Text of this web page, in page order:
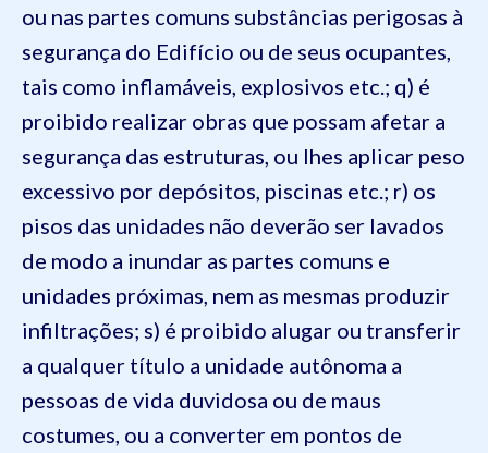
ou nas partes comuns substâncias perigosas à
segurança do Edifício ou de seus ocupantes,
tais como inflamáveis, explosivos etc.; q) é
proibido realizar obras que possam afetar a
segurança das estruturas, ou lhes aplicar peso
excessivo por depósitos, piscinas etc.; r) os
pisos das unidades não deverão ser lavados
de modo a inundar as partes comuns e
unidades próximas, nem as mesmas produzir
infiltrações; s) é proibido alugar ou transferir
a qualquer título a unidade autônoma a
pessoas de vida duvidosa ou de maus
costumes, ou a converter em pontos de